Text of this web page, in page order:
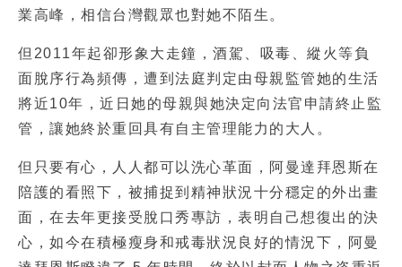
業高峰，相信台灣觀眾也對她不陌生。
但2011年起卻形象大走鐘，酒駕、吸毒、縱火等負
面脫序行為頻傳，遭到法庭判定由母親監管她的生活
將近10年，近日她的母親與她決定向法官申請終止監
管，讓她終於重回具有自主管理能力的大人。
但只要有心，人人都可以洗心革面，阿曼達拜恩斯在
陪護的看照下，被捕捉到精神狀況十分穩定的外出畫
面，在去年更接受脫口秀專訪，表明自己想復出的決
心，如今在積極瘦身和戒毒狀況良好的情況下，阿曼